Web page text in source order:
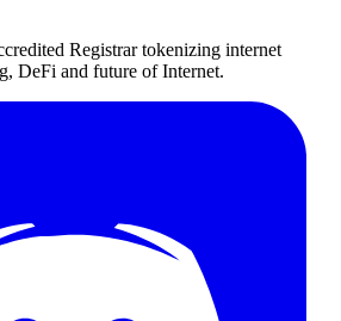
Registrar tokenizing internet
DeFi and future of Internet.